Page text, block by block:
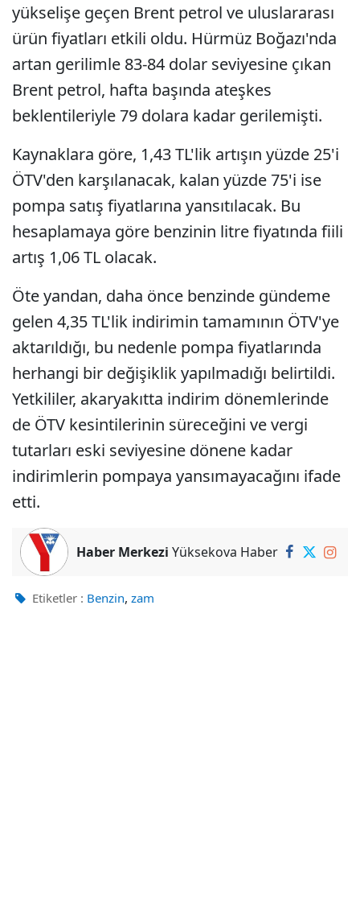
yükselişe geçen Brent petrol ve uluslararası
ürün fiyatları etkili oldu. Hürmüz Boğazı'nda
artan gerilimle 83-84 dolar seviyesine çıkan
Brent petrol, hafta başında ateşkes
beklentileriyle 79 dolara kadar gerilemişti.
Kaynaklara göre, 1,43 TL'lik artışın yüzde 25'i
ÖTV'den karşılanacak, kalan yüzde 75'i ise
pompa satış fiyatlarına yansıtılacak. Bu
hesaplamaya göre benzinin litre fiyatında fiili
artış 1,06 TL olacak.
Öte yandan, daha önce benzinde gündeme
gelen 4,35 TL'lik indirimin tamamının ÖTV'ye
aktarıldığı, bu nedenle pompa fiyatlarında
herhangi bir değişiklik yapılmadığı belirtildi.
Yetkililer, akaryakıtta indirim dönemlerinde
de ÖTV kesintilerinin süreceğini ve vergi
tutarları eski seviyesine dönene kadar
indirimlerin pompaya yansımayacağını ifade
etti.
Haber Merkezi Yüksekova Haber
Etiketler : Benzin, zam